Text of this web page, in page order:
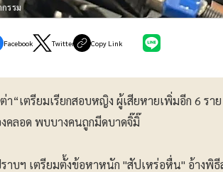
รรม
Facebook Twitter Copy Link
ต่า“เตรียมเรียกสอบหญิง ผู้เสียหายเพิ่มอีก 6 ร
คลอด พบบางคนถูกมีดบาดจิ๊มิ๊
าบฯ เตรียมตั้งข้อหาหนัก "สัปเหร่อหื่น" อ้างพิธี